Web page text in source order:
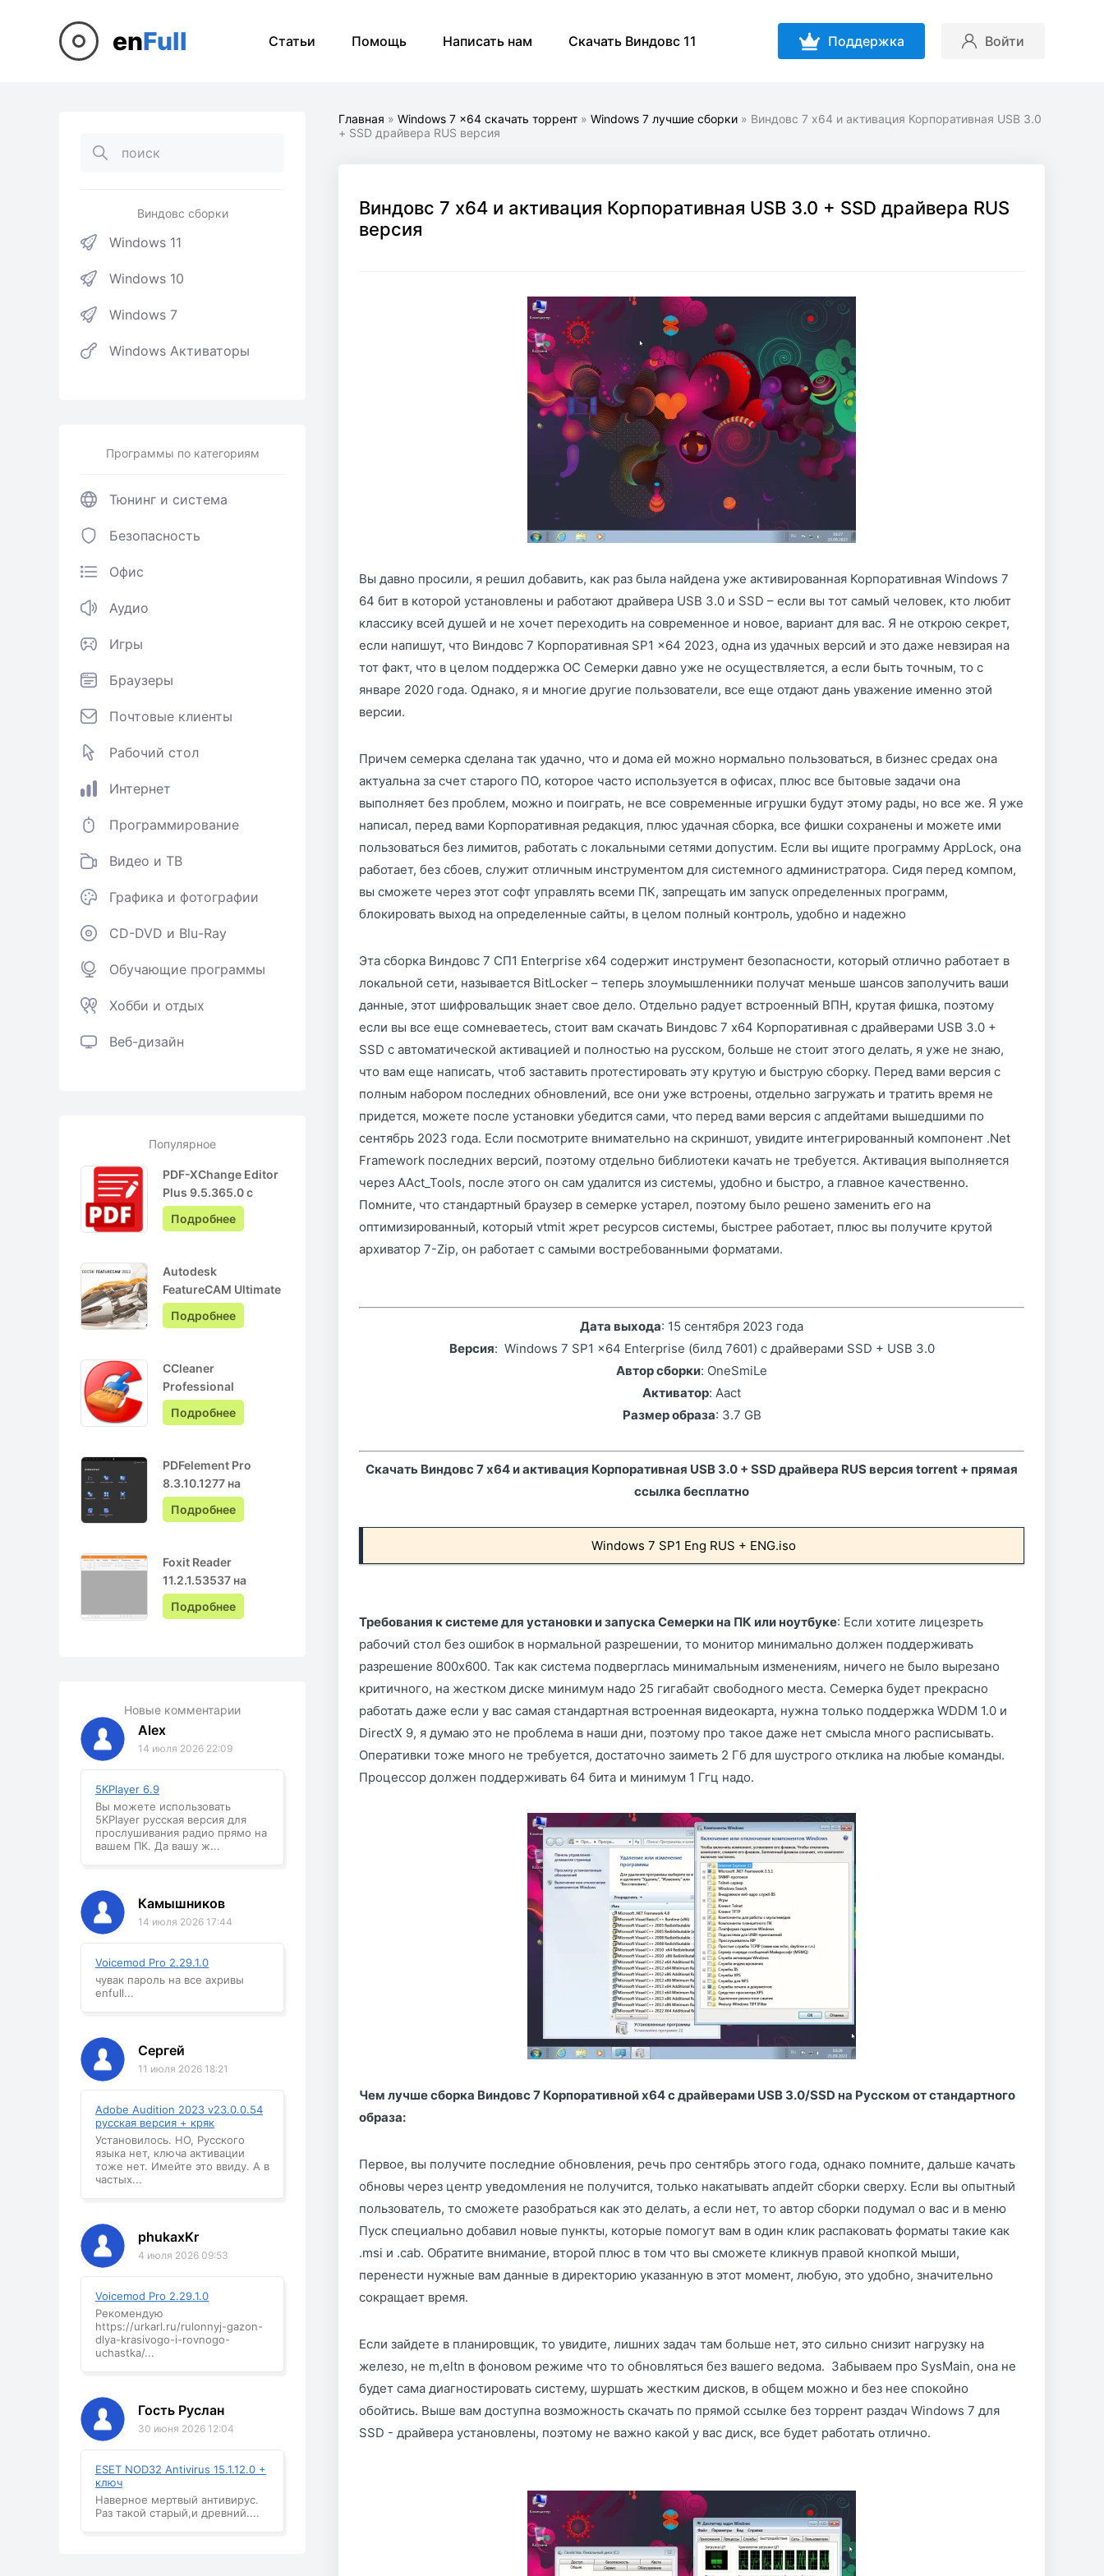
enFull Статьи Помощь Написать нам Скачать Виндовс 11 Поддержка Войти
Виндовс сборки
Windows 11
Windows 10
Windows 7
Windows Активаторы
Программы по категориям
Тюнинг и система
Безопасность
Офис
Аудио
Игры
Браузеры
Почтовые клиенты
Рабочий стол
Интернет
Программирование
Видео и ТВ
Графика и фотографии
CD-DVD и Blu-Ray
Обучающие программы
Хобби и отдых
Веб-дизайн
Популярное
PDF-XChange Editor
Plus 9.5.365.0 с
ключом лицензии +
Pro на Русском
Подробнее
Autodesk
FeatureCAM Ultimate
2022.0.3 + crack
Подробнее
CCleaner
Professional
6.05.10110 + ключ
активации + Repack
Подробнее
PDFelement Pro
8.3.10.1277 на
Русском с ключом
Подробнее
Foxit Reader
11.2.1.53537 на
Русском
Подробнее
Новые комментарии
Alex
14 июля 2026 22:09
5KPlayer 6.9
Вы можете использовать
5KPlayer русская версия для
прослушивания радио прямо на
вашем ПК. Да вашу ж...
Камышников
14 июля 2026 17:44
Voicemod Pro 2.29.1.0
чувак пароль на все ахривы
enfull...
Сергей
11 июля 2026 18:21
Adobe Audition 2023 v23.0.0.54
русская версия + кряк
Установилось. НО, Русского
языка нет, ключа активации
тоже нет. Имейте это ввиду. А в
частых...
phukaxKr
4 июля 2026 09:53
Voicemod Pro 2.29.1.0
Рекомендую
https://urkarl.ru/rulonnyj-gazon-
dlya-krasivogo-i-rovnogo-
uchastka/...
Гость Руслан
30 июня 2026 12:04
ESET NOD32 Antivirus 15.1.12.0 +
ключ
Наверное мертвый антивирус.
Раз такой старый,и древний....
Главная » Windows 7 x64 скачать торрент » Windows 7 лучшие сборки » Виндовс 7 x64 и активация Корпоративная USB 3.0
+ SSD драйвера RUS версия
Виндовс 7 x64 и активация Корпоративная USB 3.0 + SSD драйвера RUS
версия
Вы давно просили, я решил добавить, как раз была найдена уже активированная Корпоративная Windows 7
64 бит в которой установлены и работают драйвера USB 3.0 и SSD – если вы тот самый человек, кто любит
классику всей душей и не хочет переходить на современное и новое, вариант для вас. Я не открою секрет,
если напишут, что Виндовс 7 Корпоративная SP1 x64 2023, одна из удачных версий и это даже невзирая на
тот факт, что в целом поддержка ОС Семерки давно уже не осуществляется, а если быть точным, то с
январе 2020 года. Однако, я и многие другие пользователи, все еще отдают дань уважение именно этой
версии.
Причем семерка сделана так удачно, что и дома ей можно нормально пользоваться, в бизнес средах она
актуальна за счет старого ПО, которое часто используется в офисах, плюс все бытовые задачи она
выполняет без проблем, можно и поиграть, не все современные игрушки будут этому рады, но все же. Я уже
написал, перед вами Корпоративная редакция, плюс удачная сборка, все фишки сохранены и можете ими
пользоваться без лимитов, работать с локальными сетями допустим. Если вы ищите программу AppLock, она
работает, без сбоев, служит отличным инструментом для системного администратора. Сидя перед компом,
вы сможете через этот софт управлять всеми ПК, запрещать им запуск определенных программ,
блокировать выход на определенные сайты, в целом полный контроль, удобно и надежно
Эта сборка Виндовс 7 СП1 Enterprise x64 содержит инструмент безопасности, который отлично работает в
локальной сети, называется BitLocker – теперь злоумышленники получат меньше шансов заполучить ваши
данные, этот шифровальщик знает свое дело. Отдельно радует встроенный ВПН, крутая фишка, поэтому
если вы все еще сомневаетесь, стоит вам скачать Виндовс 7 x64 Корпоративная с драйверами USB 3.0 +
SSD с автоматической активацией и полностью на русском, больше не стоит этого делать, я уже не знаю,
что вам еще написать, чтоб заставить протестировать эту крутую и быструю сборку. Перед вами версия с
полным набором последних обновлений, все они уже встроены, отдельно загружать и тратить время не
придется, можете после установки убедится сами, что перед вами версия с апдейтами вышедшими по
сентябрь 2023 года. Если посмотрите внимательно на скриншот, увидите интегрированный компонент .Net
Framework последних версий, поэтому отдельно библиотеки качать не требуется. Активация выполняется
через AAct_Tools, после этого он сам удалится из системы, удобно и быстро, а главное качественно.
Помните, что стандартный браузер в семерке устарел, поэтому было решено заменить его на
оптимизированный, который vtmit жрет ресурсов системы, быстрее работает, плюс вы получите крутой
архиватор 7-Zip, он работает с самыми востребованными форматами.
Дата выхода: 15 сентября 2023 года
Версия: Windows 7 SP1 x64 Enterprise (билд 7601) с драйверами SSD + USB 3.0
Автор сборки: OneSmiLe
Активатор: Aact
Размер образа: 3.7 GB
Скачать Виндовс 7 x64 и активация Корпоративная USB 3.0 + SSD драйвера RUS версия torrent + прямая
ссылка бесплатно
Windows 7 SP1 Eng RUS + ENG.iso
Требования к системе для установки и запуска Семерки на ПК или ноутбуке: Если хотите лицезреть
рабочий стол без ошибок в нормальной разрешении, то монитор минимально должен поддерживать
разрешение 800x600. Так как система подверглась минимальным изменениям, ничего не было вырезано
критичного, на жестком диске минимум надо 25 гигабайт свободного места. Семерка будет прекрасно
работать даже если у вас самая стандартная встроенная видеокарта, нужна только поддержка WDDM 1.0 и
DirectX 9, я думаю это не проблема в наши дни, поэтому про такое даже нет смысла много расписывать.
Оперативки тоже много не требуется, достаточно заиметь 2 Гб для шустрого отклика на любые команды.
Процессор должен поддерживать 64 бита и минимум 1 Ггц надо.
Чем лучше сборка Виндовс 7 Корпоративной x64 с драйверами USB 3.0/SSD на Русском от стандартного
образа:
Первое, вы получите последние обновления, речь про сентябрь этого года, однако помните, дальше качать
обновы через центр уведомления не получится, только накатывать апдейт сборки сверху. Если вы опытный
пользователь, то сможете разобраться как это делать, а если нет, то автор сборки подумал о вас и в меню
Пуск специально добавил новые пункты, которые помогут вам в один клик распаковать форматы такие как
.msi и .cab. Обратите внимание, второй плюс в том что вы сможете кликнув правой кнопкой мыши,
перенести нужные вам данные в директорию указанную в этот момент, любую, это удобно, значительно
сокращает время.
Если зайдете в планировщик, то увидите, лишних задач там больше нет, это сильно снизит нагрузку на
железо, не m,eltn в фоновом режиме что то обновляться без вашего ведома. Забываем про SysMain, она не
будет сама диагностировать систему, шуршать жестким дисков, в общем можно и без нее спокойно
обойтись. Выше вам доступна возможность скачать по прямой ссылке без торрент раздач Windows 7 для
SSD - драйвера установлены, поэтому не важно какой у вас диск, все будет работать отлично.